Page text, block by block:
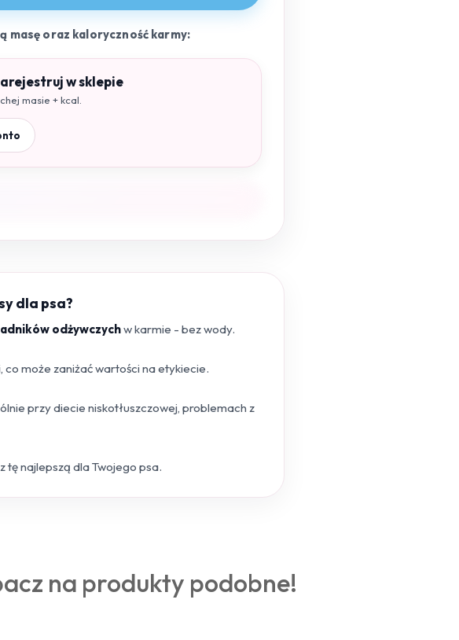
masę oraz kaloryczność karmy:
w sklepie
masie + kcal.
dla psa?
odżywczychw karmie - bez wody.
może zaniżać wartości na etykiecie.
przy diecie niskotłuszczowej, problemach z
tę najlepszą dla Twojego psa.
na produkty podobne!